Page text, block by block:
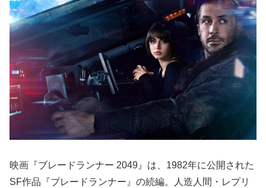
映画『ブレードランナー 2049』は、1982年に公開された
SF作品『ブレードランナー』の続編。人造人間・レプリ